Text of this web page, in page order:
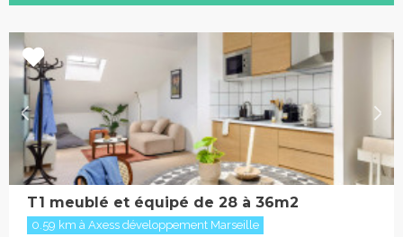
T1 meublé et équipé de 28 à 36m2
0.59 km à Axess développement Marseille